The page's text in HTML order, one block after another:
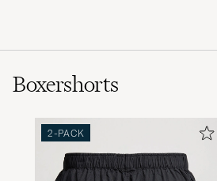
Boxershorts
2-PACK